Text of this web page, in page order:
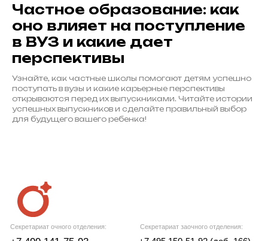
Частное образование: как
оно влияет на поступление
в ВУЗ и какие дает
перспективы
Узнайте, как частные школы помогают детям успешно
поступать в вузы и какие карьерные перспективы
открываются перед их выпускниками. Читайте истории
успешных выпускников и сделайте правильный выбор
для будущего вашего ребенка!